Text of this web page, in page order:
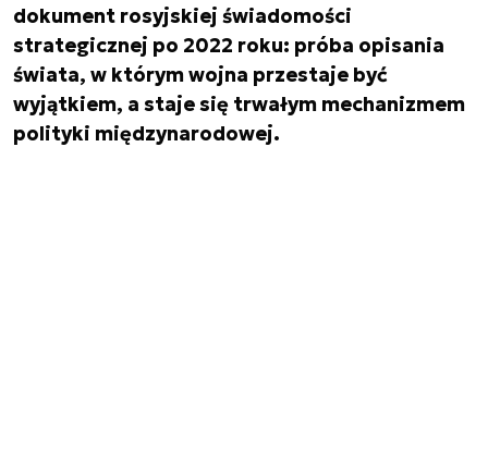
dokument rosyjskiej świadomości
strategicznej po 2022 roku: próba opisania
świata, w którym wojna przestaje być
wyjątkiem, a staje się trwałym mechanizmem
polityki międzynarodowej.